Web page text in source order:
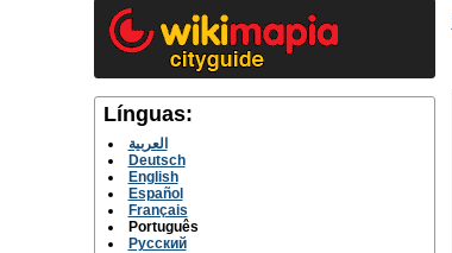
Línguas:
العربية
Deutsch
English
Español
Français
Português
Русский